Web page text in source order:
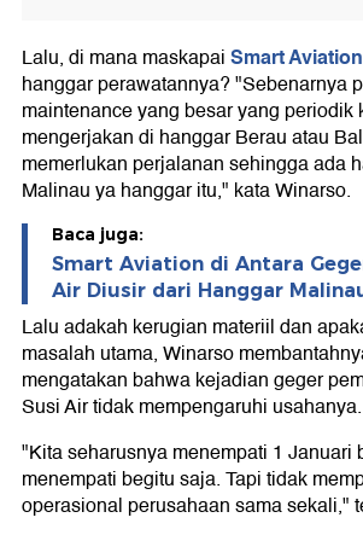
Lalu, di mana maskapaiSmart Aviation
hanggar perawatannya? "Sebenarnya
maintenance yang besar yang periodik
mengerjakan di hanggar Berau atau
memerlukan perjalanan sehingga ada
Malinau ya hanggar itu," kata Winarso.
Baca juga:
Smart Aviation di Antara
Air Diusir dari Hanggar
Lalu adakah kerugian materiil dan
masalah utama, Winarso
mengatakan bahwa kejadian geger
Susi Air tidak mempengaruhi usahanya.
"Kita seharusnya menempati 1 Januari
menempati begitu saja. Tapi tidak
operasional perusahaan sama sekali,"